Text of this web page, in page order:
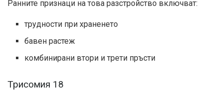
Ранните признаци на това разстройство включват:
трудности при храненето
бавен растеж
комбинирани втори и трети пръсти
Трисомия 18